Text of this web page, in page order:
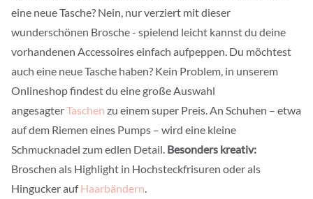
eine neue Tasche? Nein, nur verziert mit dieser
wunderschönen Brosche - spielend leicht kannst du deine
vorhandenen Accessoires einfach aufpeppen. Du möchtest
auch eine neue Tasche haben? Kein Problem, in unserem
Onlineshop findest du eine große Auswahl
angesagterTaschen zu einem super Preis. An Schuhen – etwa
auf dem Riemen eines Pumps – wird eine kleine
Schmucknadel zum edlen Detail. Besonders kreativ:
Broschen als Highlight in Hochsteckfrisuren oder als
Hingucker aufHaarbändern.